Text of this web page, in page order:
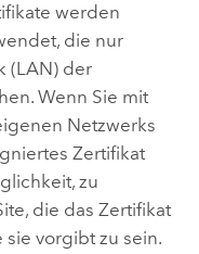
werden
die nur
(LAN) der
Wenn Sie mit
Netzwerks
Zertifikat
zu
die das Zertifikat
vorgibt zu sein.